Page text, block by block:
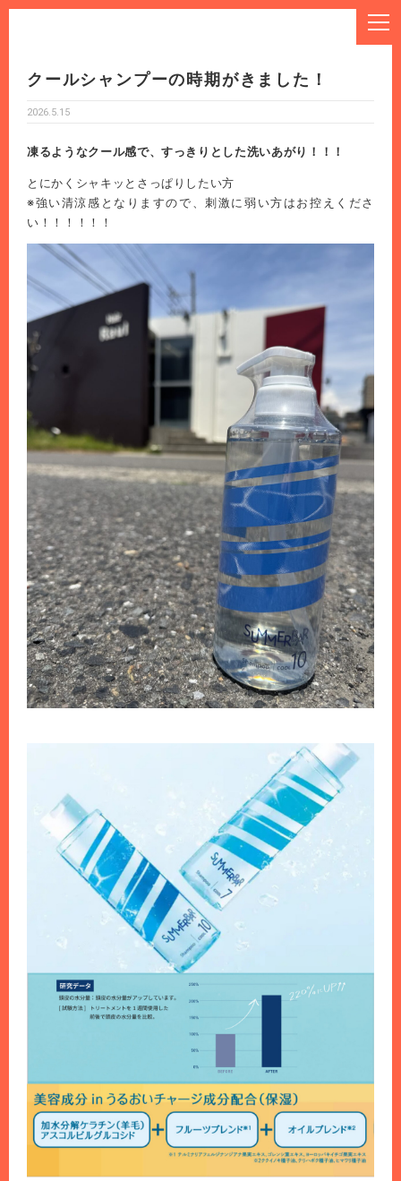
クールシャンプーの時期がきました！
2026.5.15
凍るようなクール感で、すっきりとした洗いあがり！！！
とにかくシャキッとさっぱりしたい方
※強い清涼感となりますので、刺激に弱い方はお控えくださ
い！！！！！！